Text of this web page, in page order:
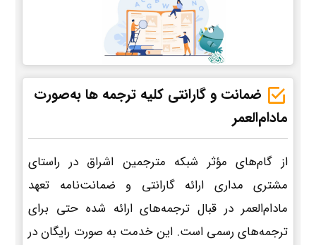
ضمانت و گارانتی کلیه ترجمه ها به‌صورت
مادام‌العمر
از گام‌های مؤثر شبکه مترجمین اشراق در راستای
مشتری مداری ارائه گارانتی و ضمانت‌نامه تعهد
مادام‌العمر در قبال ترجمه‌های ارائه شده حتی برای
ترجمه‌های رسمی است. این خدمت به صورت رایگان در